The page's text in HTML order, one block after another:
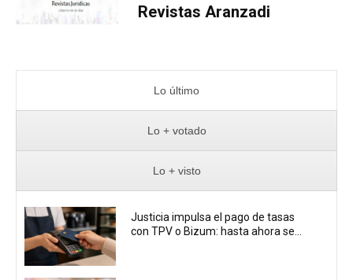
Revistas Aranzadi
Lo último
Lo + votado
Lo + visto
Justicia impulsa el pago de tasas
con TPV o Bizum: hasta ahora se...